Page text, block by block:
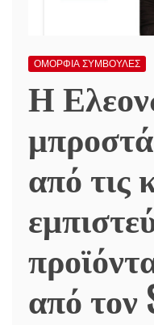
ΟΜΟΡΦΙΑ ΣΥΜΒΟΥΛΕΣ
Η
από τις
από τον